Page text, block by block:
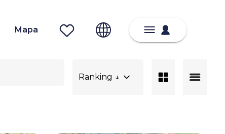
Mapa
Ranking ↓